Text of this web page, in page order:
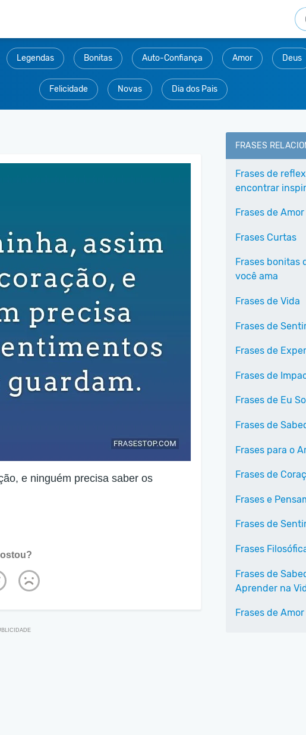
Legendas Bonitas Auto-Confiança Amor Deus
Felicidade Novas Dia dos Pais
e ninguém precisa saber os
FRASES
Frases de
encontrar
Frases de Amor
Frases Curtas
Frases bonitas
você ama
Frases de Vida
Frases de
Frases de
Frases de
Frases de Eu
Frases de
Frases para o
Frases de
Frases e
Frases de
Frases
Frases de
Aprender na
Frases de